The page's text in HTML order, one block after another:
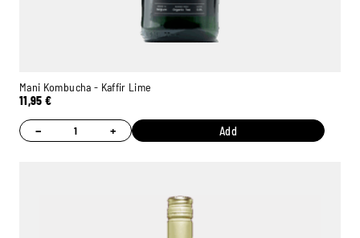
Mani Kombucha - Kaffir Lime
11,95€
− + Add